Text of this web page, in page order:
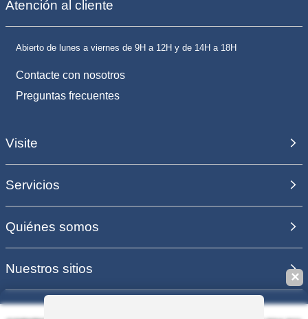
Atención al cliente
Abierto de lunes a viernes de 9H a 12H y de 14H a 18H
Contacte con nosotros
Preguntas frecuentes
Visite
Servicios
Quiénes somos
Nuestros sitios
✕